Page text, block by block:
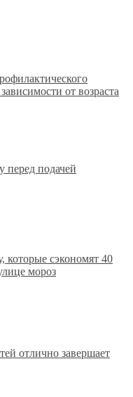
от возраста
перед подачей
которые сэкономят 40
мороз
отлично завершает